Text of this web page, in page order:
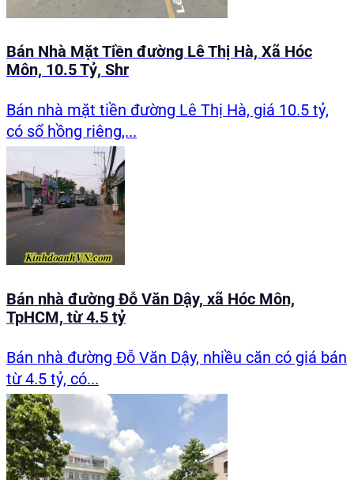
Bán Nhà Mặt Tiền đường Lê Thị Hà, Xã Hóc
Môn, 10.5 Tỷ, Shr
Bán nhà mặt tiền đường Lê Thị Hà, giá 10.5 tỷ,
có sổ hồng riêng,...
Bán nhà đường Đỗ Văn Dậy, xã Hóc Môn,
TpHCM, từ 4.5 tỷ
Bán nhà đường Đỗ Văn Dậy, nhiều căn có giá bán
từ 4.5 tỷ, có...